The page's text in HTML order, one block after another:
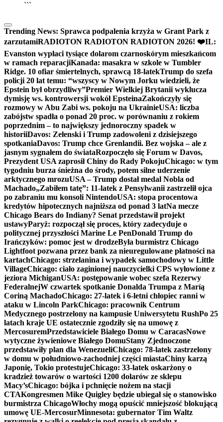
```
Trending News: Sprawca podpalenia krzyża w Grant Park z
zarzutamiRADIOTON RADIOTON RADIOTON 2026! ❤️IL:
Evanston wypłaci tysiące dolarom czarnoskórym mieszkańcom
w ramach reparacjiKanada: masakra w szkole w Tumbler
Ridge. 10 ofiar śmiertelnych, sprawcą 18-latekTrump do szefa
policji 20 lat temu: “wszyscy w Nowym Jorku wiedzieli, że
Epstein był obrzydliwy”Premier Wielkiej Brytanii wyklucza
dymisję ws. kontrowersji wokół EpsteinaZakończyły się
rozmowy w Abu Zabi ws. pokoju na UkrainieUSA: liczba
zabójstw spadła o ponad 20 proc. w porównaniu z rokiem
poprzednim – to największy jednoroczny spadek w
historiiDavos: Zełenski i Trump zadowoleni z dzisiejszego
spotkaniaDavos: Trump chce Grenlandii. Bez wojska – ale z
jasnym sygnałem do świataRozpoczęło się Forum w Davos,
Prezydent USA zaprosił Chiny do Rady PokojuChicago: w tym
tygodniu burza śnieżna do środy, potem silne uderzenie
arktycznego mrozuUSA – Trump dostał medal Nobla od
Machado„Zabiłem tatę”: 11-latek z Pensylwanii zastrzelił ojca
po zabraniu mu konsoli NintendoUSA: stopa procentowa
kredytów hipotecznych najniższa od ponad 3 latNa mecze
Chicago Bears do Indiany? Senat przedstawił projekt
ustawyParyż: rozpoczął się proces, który zadecyduje o
politycznej przyszłości Marine Le PenDonald Trump do
Irańczyków: pomoc jest w drodzeByła burmistrz Chicago
Lightfoot pozwana przez bank za nieuregulowane płatności na
kartachChicago: strzelanina i wypadek samochodowy w Little
VillageChicago: ciało zaginionej nauczycielki CPS wyłowione z
jeziora MichiganUSA: postępowanie wobec szefa Rezerwy
FederalnejW czwartek spotkanie Donalda Trumpa z Maríą
Coriną MachadoChicago: 27-latek i 6-letni chłopiec ranni w
ataku w Lincoln ParkChicago: pracownik Centrum
Medycznego postrzelony na kampusie Uniwersytetu RushPo 25
latach kraje UE ostatecznie zgodziły się na umowę z
MercosuremPrzedstawiciele Białego Domu w CaracasNowe
wytyczne żywieniowe Białego DomuStany Zjednoczone
przedstawiły plan dla WenezueliChicago: 78-latek zastrzelony
w domu w południowo-zachodniej części miastaChiny karzą
Japonię, Tokio protestujeChicago: 33-latek oskarżony o
kradzież towarów o wartości 1200 dolarów ze sklepu
Macy’sChicago: bójka i pchnięcie nożem na stacji
CTAKongresmen Mike Quigley będzie ubiegał się o stanowisko
burmistrza ChicagoWłochy mogą opuścić mniejszość blokującą
umowę UE-MercosurMinnesota: gubernator Tim Waltz